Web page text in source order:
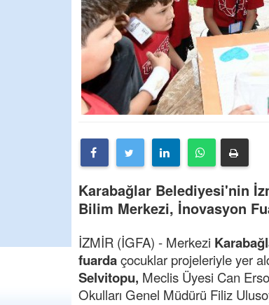
Karabağlar Belediyesi'nin
Bilim Merkezi, İnovasyon
İZMİR (İGFA) - Merkezi
fuardaçocuklar projeleriyle yer
Selvitopu, Meclis Üyesi Can
Okulları Genel Müdürü Filiz